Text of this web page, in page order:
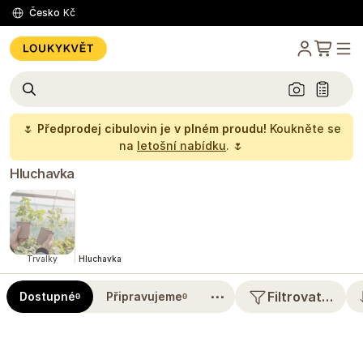
Česko Kč
🌷 Předprodej cibulovin je v plném proudu! Koukněte se
na letošní nabídku. 🌷
Hluchavka
Trvalky Hluchavka
Dostupné0 Připravujeme0 ⋯ Filtrovat…